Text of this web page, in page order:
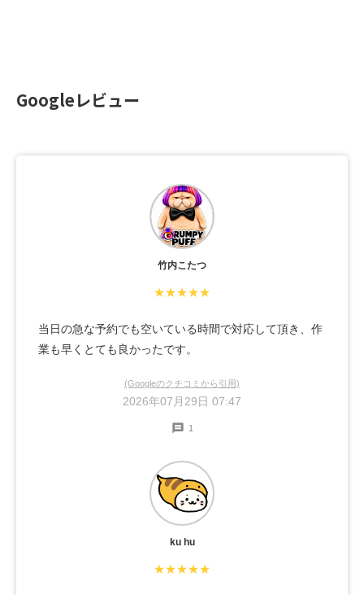
Googleレビュー
竹内こたつ
★★★★★
当日の急な予約でも空いている時間で対応して頂き、作
業も早くとても良かったです。
(Googleのクチコミから引用)
2026年07月29日 07:47
1
ku hu
★★★★★